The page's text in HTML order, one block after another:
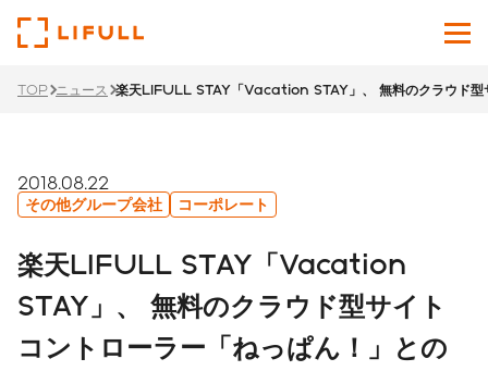
サービス
サステナビリティ
TOP ニュース 楽天LIFULL STAY「Vacation STAY」、 無料のクラウド型
2018.08.22
その他グループ会社 コーポレート
楽天LIFULL STAY「Vacation
STAY」、 無料のクラウド型サイト
コントローラー「ねっぱん！」との